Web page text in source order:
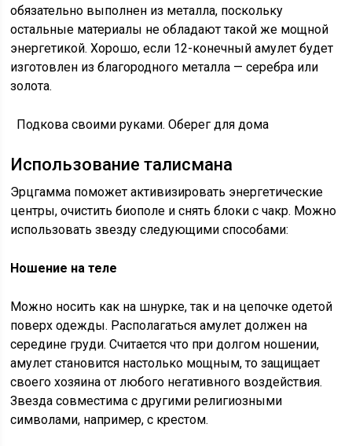
обязательно выполнен из металла, поскольку
остальные материалы не обладают такой же мощной
энергетикой. Хорошо, если 12-конечный амулет будет
изготовлен из благородного металла — серебра или
золота.
Подкова своими руками. Оберег для дома
Использование талисмана
Эрцгамма поможет активизировать энергетические
центры, очистить биополе и снять блоки с чакр. Можно
использовать звезду следующими способами:
Ношение на теле
Можно носить как на шнурке, так и на цепочке одетой
поверх одежды. Располагаться амулет должен на
середине груди. Считается что при долгом ношении,
амулет становится настолько мощным, то защищает
своего хозяина от любого негативного воздействия.
Звезда совместима с другими религиозными
символами, например, с крестом.